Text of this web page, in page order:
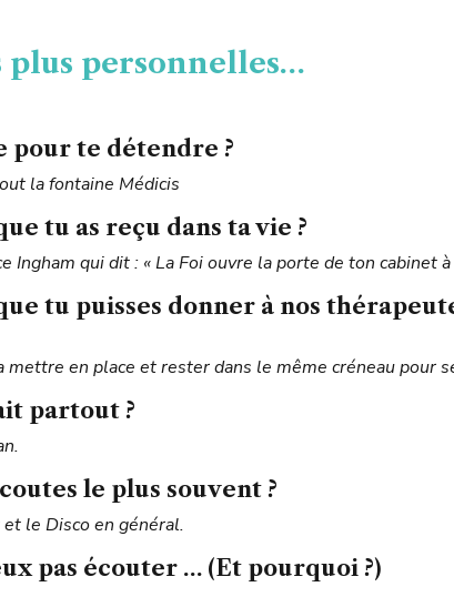
plus personnelles…
pour te détendre ?
la fontaine Médicis
tu as reçu dans ta vie ?
Ingham qui dit : « La Foi ouvre la porte de ton cabinet
tu puisses donner à nos
en place et rester dans le même créneau pour
partout ?
le plus souvent ?
le Disco en général.
pas écouter … (Et pourquoi ?)